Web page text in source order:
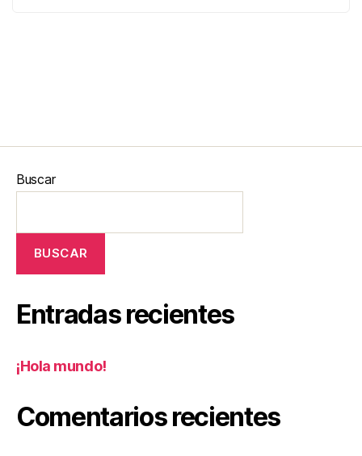
Buscar
BUSCAR
Entradas recientes
¡Hola mundo!
Comentarios recientes